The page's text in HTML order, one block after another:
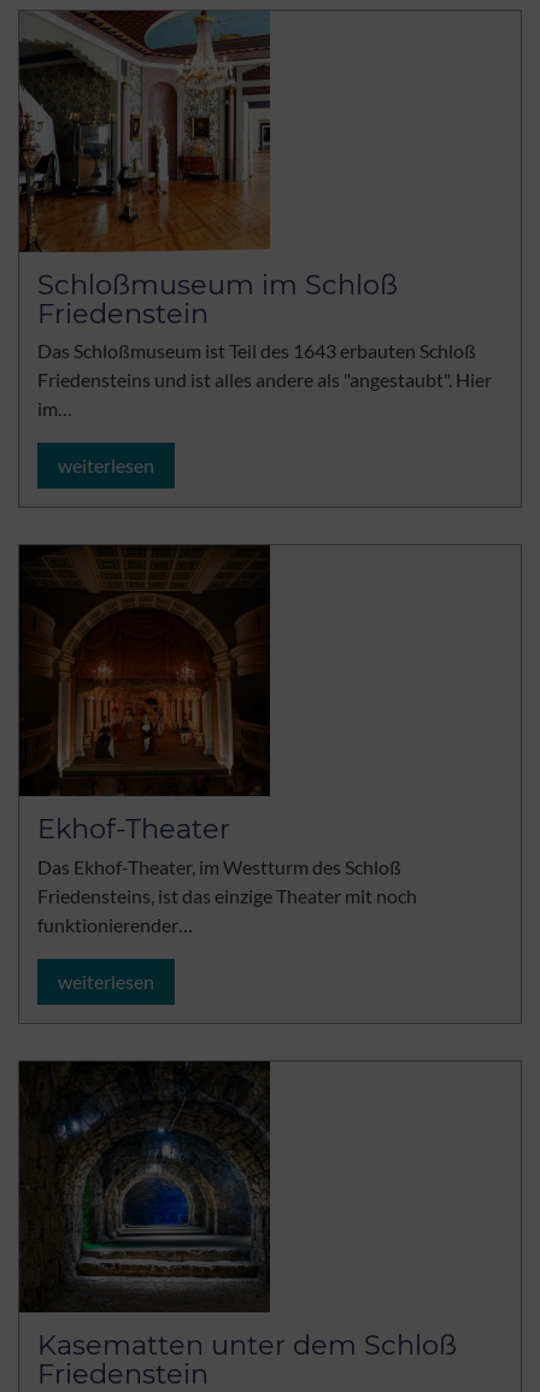
Schloßmuseum im Schloß
Friedenstein
Das Schloßmuseum ist Teil des 1643 erbauten Schloß
Friedensteins und ist alles andere als "angestaubt". Hier
im…
weiterlesen
Ekhof-Theater
Das Ekhof-Theater, im Westturm des Schloß
Friedensteins, ist das einzige Theater mit noch
funktionierender…
weiterlesen
Kasematten unter dem Schloß
Friedenstein